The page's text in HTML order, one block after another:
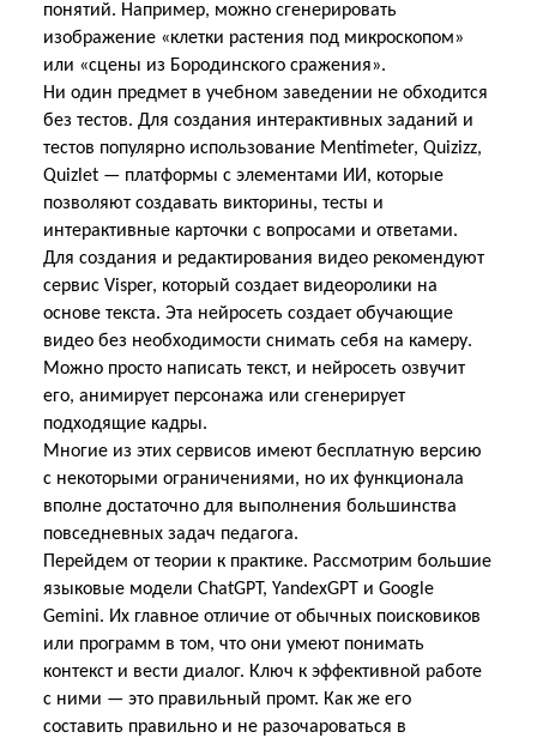
понятий. Например, можно сгенерировать
изображение «клетки растения под микроскопом»
или «сцены из Бородинского сражения».
Ни один предмет в учебном заведении не обходится
без тестов. Для создания интерактивных заданий и
тестов популярно использование Mentimeter, Quizizz,
Quizlet — платформы с элементами ИИ, которые
позволяют создавать викторины, тесты и
интерактивные карточки с вопросами и ответами.
Для создания и редактирования видео рекомендуют
сервис Visper, который создает видеоролики на
основе текста. Эта нейросеть создает обучающие
видео без необходимости снимать себя на камеру.
Можно просто написать текст, и нейросеть озвучит
его, анимирует персонажа или сгенерирует
подходящие кадры.
Многие из этих сервисов имеют бесплатную версию
с некоторыми ограничениями, но их функционала
вполне достаточно для выполнения большинства
повседневных задач педагога.
Перейдем от теории к практике. Рассмотрим большие
языковые модели ChatGPT, YandexGPT и Google
Gemini. Их главное отличие от обычных поисковиков
или программ в том, что они умеют понимать
контекст и вести диалог. Ключ к эффективной работе
с ними — это правильный промт. Как же его
составить правильно и не разочароваться в